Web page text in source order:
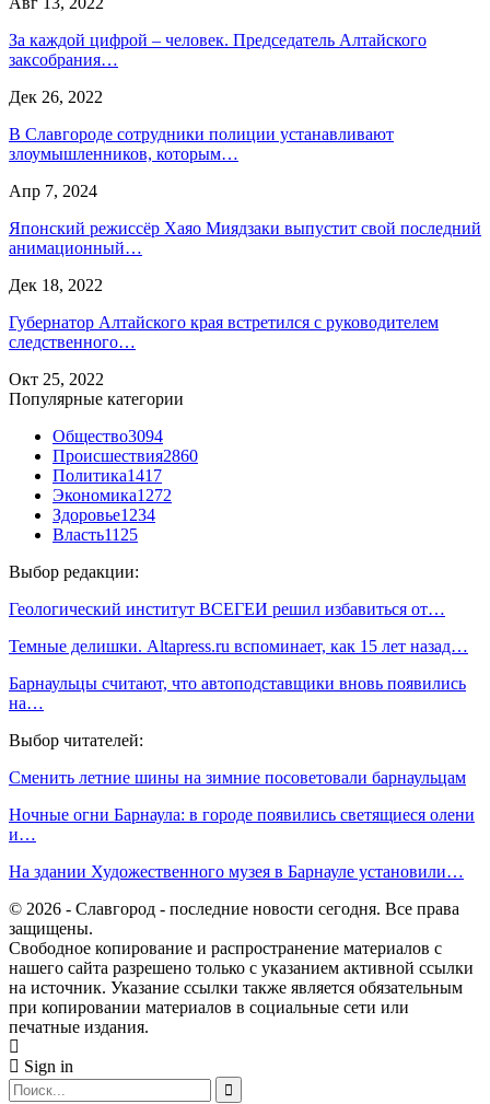
За каждой цифрой – человек. Председатель Алтайского
заксобрания…
Дек 26, 2022
В Славгороде сотрудники полиции устанавливают
злоумышленников, которым…
Апр 7, 2024
Японский режиссёр Хаяо Миядзаки выпустит свой последний
анимационный…
Дек 18, 2022
Губернатор Алтайского края встретился с руководителем
следственного…
Окт 25, 2022
Популярные категории
Общество3094
Происшествия2860
Политика1417
Экономика1272
Здоровье1234
Власть1125
Выбор редакции:
Геологический институт ВСЕГЕИ решил избавиться от…
Темные делишки. Altapress.ru вспоминает, как 15 лет назад…
Барнаульцы считают, что автоподставщики вновь появились
на…
Выбор читателей:
Сменить летние шины на зимние посоветовали барнаульцам
Ночные огни Барнаула: в городе появились светящиеся олени
и…
На здании Художественного музея в Барнауле установили…
© 2026 - Славгород - последние новости сегодня. Все права
защищены.
Свободное копирование и распространение материалов с
нашего сайта разрешено только с указанием активной ссылки
на источник. Указание ссылки также является обязательным
при копировании материалов в социальные сети или
печатные издания.
Sign in